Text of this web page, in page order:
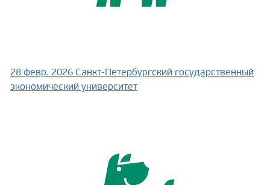
28 февр. 2026 Санкт-Петербургский государственный
экономический университет